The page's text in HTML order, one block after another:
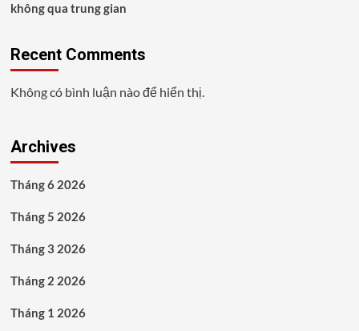
không qua trung gian
Recent Comments
Không có bình luận nào để hiển thị.
Archives
Tháng 6 2026
Tháng 5 2026
Tháng 3 2026
Tháng 2 2026
Tháng 1 2026